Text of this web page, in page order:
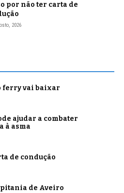
por não ter carta de
2026
ferry vai baixar
ajudar a combater
à asma
de condução
de Aveiro